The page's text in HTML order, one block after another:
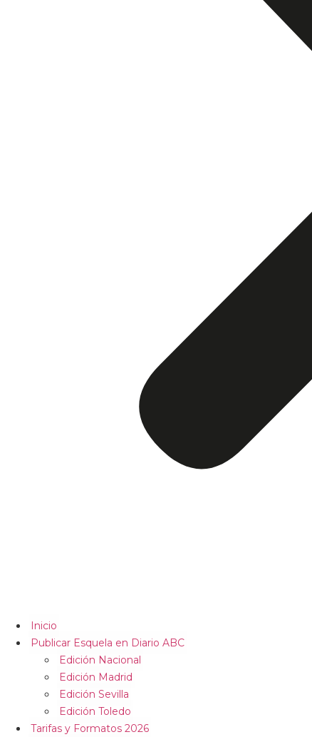
Inicio
Publicar Esquela en Diario ABC
Edición Nacional
Edición Madrid
Edición Sevilla
Edición Toledo
Tarifas y Formatos 2026